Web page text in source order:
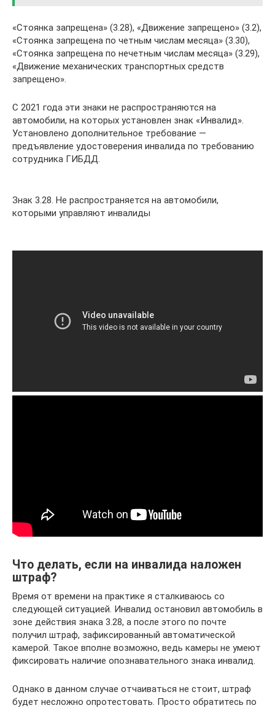
«Стоянка запрещена» (3.28), «Движение запрещено» (3.2),
«Стоянка запрещена по четным числам месяца» (3.30),
«Стоянка запрещена по нечетным числам месяца» (3.29),
«Движение механических транспортных средств
запрещено».
С 2021 года эти знаки не распространяются на
автомобили, на которых установлен знак «Инвалид».
Установлено дополнительное требование —
предъявление удостоверения инвалида по требованию
сотрудника ГИБДД.
Знак 3.28. Не распространяется на автомобили,
которыми управляют инвалиды
Что делать, если на инвалида наложен
штраф?
Время от времени на практике я сталкиваюсь со
следующей ситуацией. Инвалид остановил автомобиль в
зоне действия знака 3.28, а после этого по почте
получил штраф, зафиксированный автоматической
камерой. Такое вполне возможно, ведь камеры не умеют
фиксировать наличие опознавательного знака инвалид.
Однако в данном случае отчаиваться не стоит, штраф
будет несложно опротестовать. Просто обратитесь по